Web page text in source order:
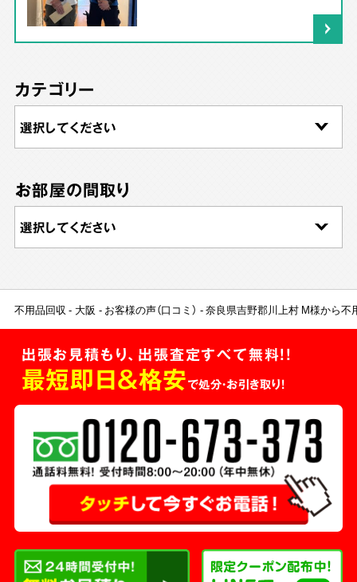
カテゴリー
お部屋の間取り
不用品回収 大阪 お客様の声（口コミ） 奈良県吉野郡川上村 M様から不
出張お見積もり、出張査定すべて無料!!
最短即日＆格安で処分・お引き取り！